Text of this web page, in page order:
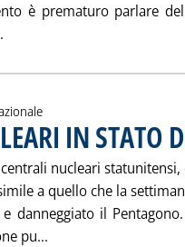
è prematuro parlare
IN STATO
nucleari
a quello che la
danneggiato il
pu...